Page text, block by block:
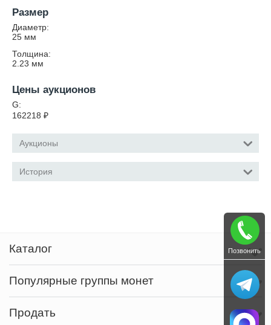
Размер
Диаметр:
25 мм
Толщина:
2.23 мм
Цены аукционов
G:
162218 ₽
Аукционы
История
Каталог
Популярные группы монет
Продать
Позвонить